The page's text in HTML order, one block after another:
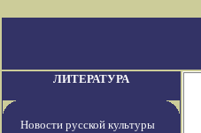
ЛИТЕРАТУРА
Новости русской культуры